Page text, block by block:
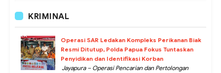
KRIMINAL
Operasi SAR Ledakan Kompleks Perikanan Biak
Resmi Ditutup, Polda Papua Fokus Tuntaskan
Penyidikan dan Identifikasi Korban
Jayapura – Operasi Pencarian dan Pertolongan